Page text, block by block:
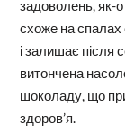
задоволень, як-
схоже на спалах
і залишає після
витончена
шоколаду, що
здоров’я.